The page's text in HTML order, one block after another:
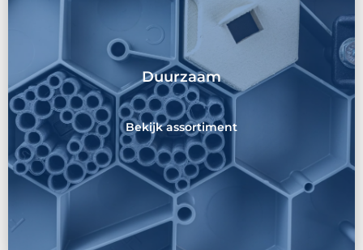
Duurzaam
Bekijk assortiment